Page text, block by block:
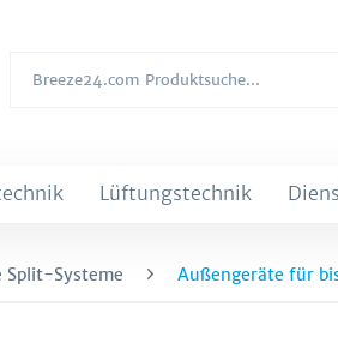
Lüftungstechnik
Split-Systeme Außengeräte für